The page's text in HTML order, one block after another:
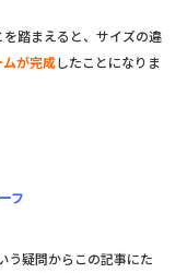
踏まえると、サイズの違
が完成したことになりま
フ
う疑問からこの記事にた